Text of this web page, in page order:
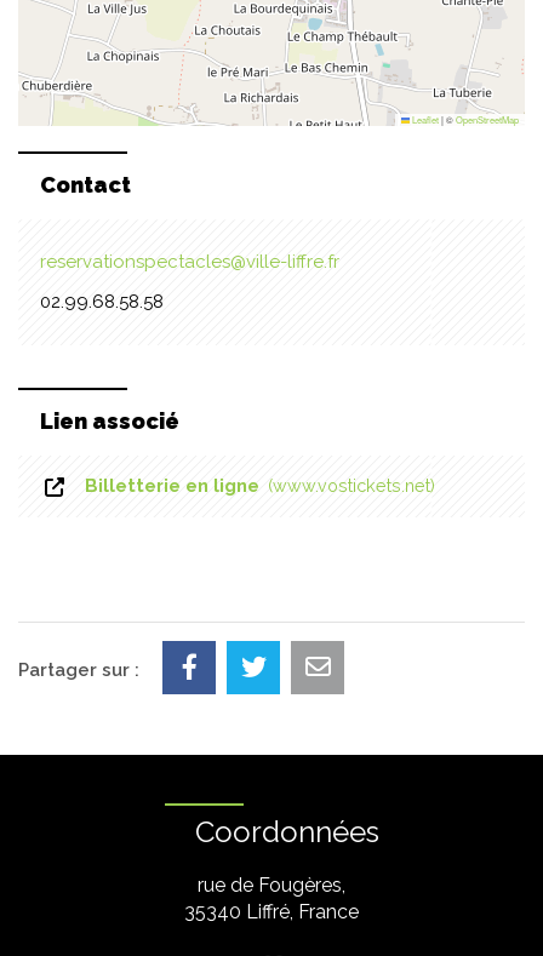
Leaflet|©OpenStreetMap
Contact
reservationspectacles@ville-liffre.fr
02.99.68.58.58
Lien associé
Billetterie en ligne www.vostickets.net
Partager sur :
Coordonnées
rue de Fougères,
35340 Liffré, France